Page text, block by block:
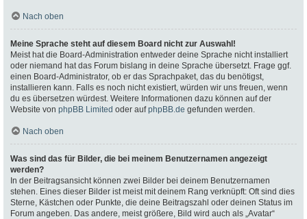
Nach oben
Meine Sprache steht auf diesem Board nicht zur Auswahl!
Meist hat die Board-Administration entweder deine Sprache nicht installiert
oder niemand hat das Forum bislang in deine Sprache übersetzt. Frage ggf.
einen Board-Administrator, ob er das Sprachpaket, das du benötigst,
installieren kann. Falls es noch nicht existiert, würden wir uns freuen, wenn
du es übersetzen würdest. Weitere Informationen dazu können auf der
Website von phpBB Limited oder aufphpBB.de gefunden werden.
Nach oben
Was sind das für Bilder, die bei meinem Benutzernamen angezeigt
werden?
In der Beitragsansicht können zwei Bilder bei deinem Benutzernamen
stehen. Eines dieser Bilder ist meist mit deinem Rang verknüpft: Oft sind dies
Sterne, Kästchen oder Punkte, die deine Beitragszahl oder deinen Status im
Forum angeben. Das andere, meist größere, Bild wird auch als „Avatar“